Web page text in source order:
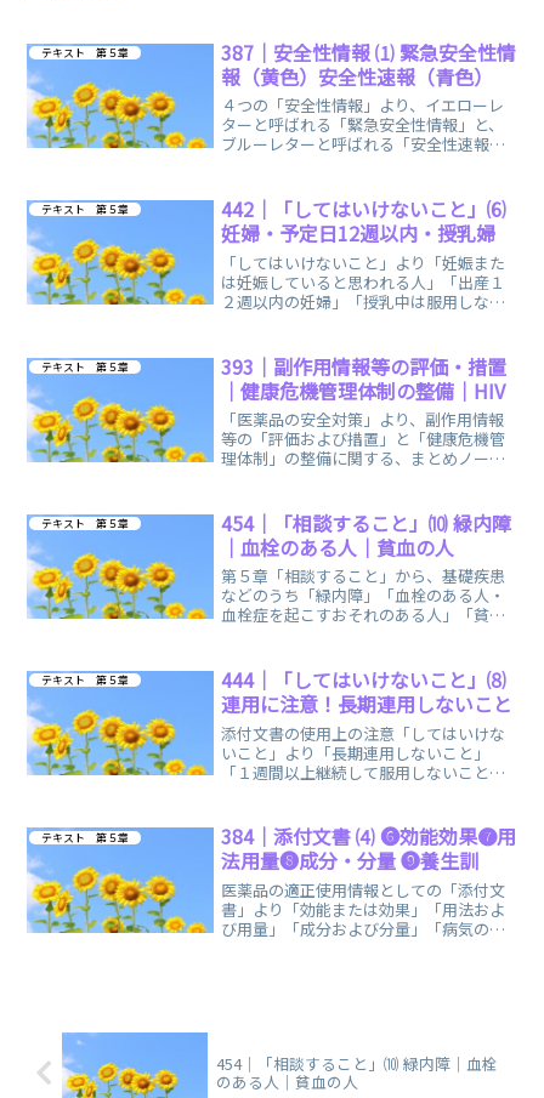
テキスト 第５章
387｜安全性情報 ⑴ 緊急安全性情
報（黄色）安全性速報（青色）
４つの「安全性情報」より、イエローレ
ターと呼ばれる「緊急安全性情報」と、
ブルーレターと呼ばれる「安全性速報」
テキスト 第５章
442｜「してはいけないこと」⑹
妊婦・予定日12週以内・授乳婦
「してはいけないこと」より「妊娠また
は妊娠していると思われる人」「出産１
２週以内の妊婦」「授乳中は服用しない
テキスト 第５章
393｜副作用情報等の評価・措置
｜健康危機管理体制の整備｜HIV
「医薬品の安全対策」より、副作用情報
等の「評価および措置」と「健康危機管
理体制」の整備に関する、まとめノート
テキスト 第５章
454｜「相談すること」⑽ 緑内障
｜血栓のある人｜貧血の人
第５章「相談すること」から、基礎疾患
などのうち「緑内障」「血栓のある人・
血栓症を起こすおそれのある人」「貧血
テキスト 第５章
444｜「してはいけないこと」⑻
連用に注意！長期連用しないこと
添付文書の使用上の注意「してはいけな
いこと」より「長期連用しないこと」
「１週間以上継続して服用しないこと」
テキスト 第５章
384｜添付文書 ⑷ ❻効能効果❼用
法用量❽成分・分量 ❾養生訓
医薬品の適正使用情報としての「添付文
書」より「効能または効果」「用法およ
び用量」「成分および分量」「病気の予
454｜「相談すること」⑽ 緑内障｜血栓
のある人｜貧血の人